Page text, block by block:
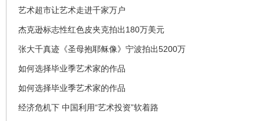
艺术超市让艺术走进千家万户
杰克逊标志性红色皮夹克拍出180万美元
张大千真迹《圣母抱耶稣像》宁波拍出5200万
如何选择毕业季艺术家的作品
如何选择毕业季艺术家的作品
经济危机下 中国利用“艺术投资”软着路